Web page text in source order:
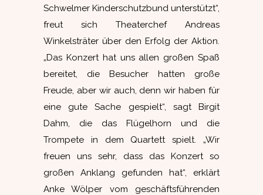
Schwelmer Kinderschutzbund unterstützt“,
freut sich Theaterchef Andreas
Winkelsträter über den Erfolg der Aktion.
„Das Konzert hat uns allen großen Spaß
bereitet, die Besucher hatten große
Freude, aber wir auch, denn wir haben für
eine gute Sache gespielt“, sagt Birgit
Dahm, die das Flügelhorn und die
Trompete in dem Quartett spielt. „Wir
freuen uns sehr, dass das Konzert so
großen Anklang gefunden hat“, erklärt
Anke Wölper vom geschäftsführenden